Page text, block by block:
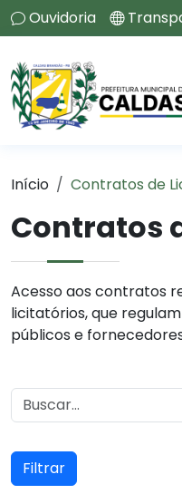
Ouvidoria
Início Contratos de
Contratos
Acesso aos contratos
licitatórios, que
públicos e
Filtrar